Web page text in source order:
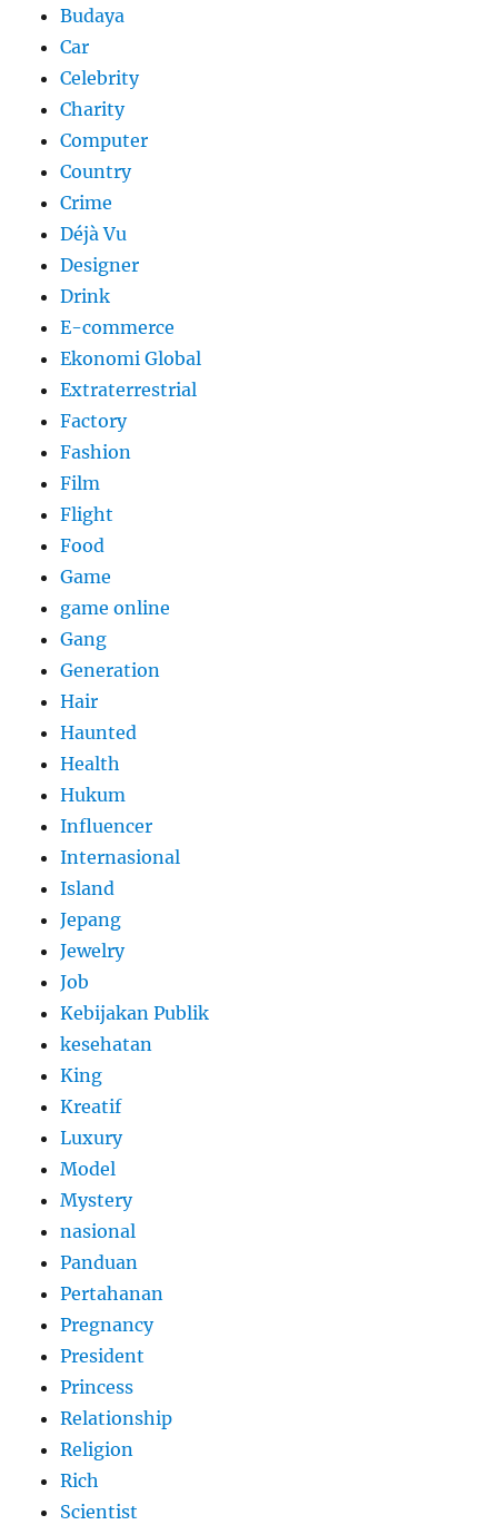
Budaya
Car
Celebrity
Charity
Computer
Country
Crime
Déjà Vu
Designer
Drink
E-commerce
Ekonomi Global
Extraterrestrial
Factory
Fashion
Film
Flight
Food
Game
game online
Gang
Generation
Hair
Haunted
Health
Hukum
Influencer
Internasional
Island
Jepang
Jewelry
Job
Kebijakan Publik
kesehatan
King
Kreatif
Luxury
Model
Mystery
nasional
Panduan
Pertahanan
Pregnancy
President
Princess
Relationship
Religion
Rich
Scientist